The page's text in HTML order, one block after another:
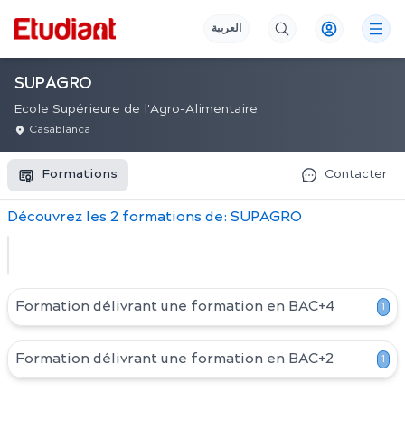
العربية
SUPAGRO
Ecole Supérieure de l'Agro-Alimentaire
Casablanca
Formations Contacter
Découvrez les 2 formations de: SUPAGRO
Formation délivrant une formation en BAC+4 1
Formation délivrant une formation en BAC+2 1